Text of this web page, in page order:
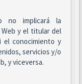
no implicará la
y el titular del
conocimiento y
servicios y/o
y viceversa.